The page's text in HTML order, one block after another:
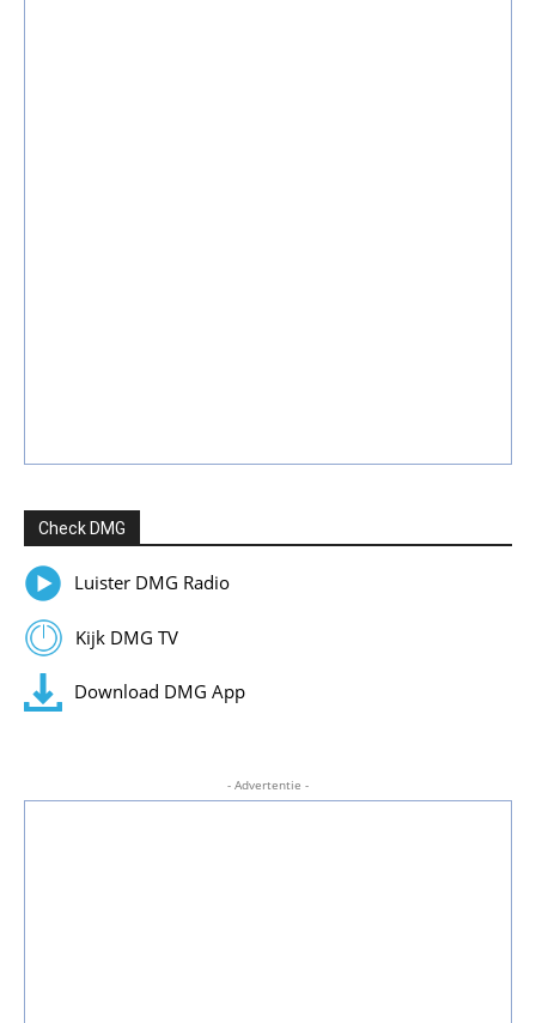
Check DMG
Luister DMG Radio
Kijk DMG TV
Download DMG App
- Advertentie -